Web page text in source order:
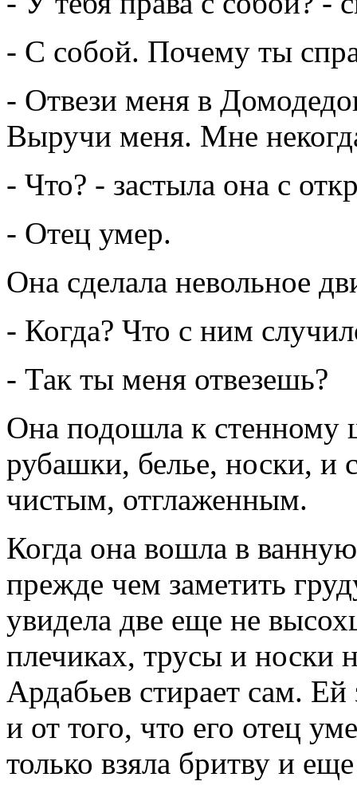
- С собой. Почему ты
- Отвези меня в
Выручи меня. Мне
- Что? - застыла она с
- Отец умер.
Она сделала невольное
- Когда? Что с ним
- Так ты меня отвезешь?
Она подошла к стенному
рубашки, белье, носки, и
чистым, отглаженным.
Когда она вошла в
прежде чем заметить
увидела две еще не
плечиках, трусы и носки
Ардабьев стирает сам. Ей
и от того, что его отец
только взяла бритву и